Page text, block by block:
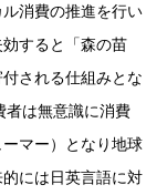
消費の推進を行い
すると「森の苗
される仕組みとな
者は無意識に消費
マー）となり地球
には日英言語に対